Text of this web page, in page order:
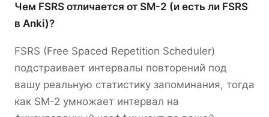
Чем FSRS отличается от SM-2 (и есть ли FSRS
в Anki)?
FSRS (Free Spaced Repetition Scheduler)
подстраивает интервалы повторений под
вашу реальную статистику запоминания, тогда
как SM-2 умножает интервал на